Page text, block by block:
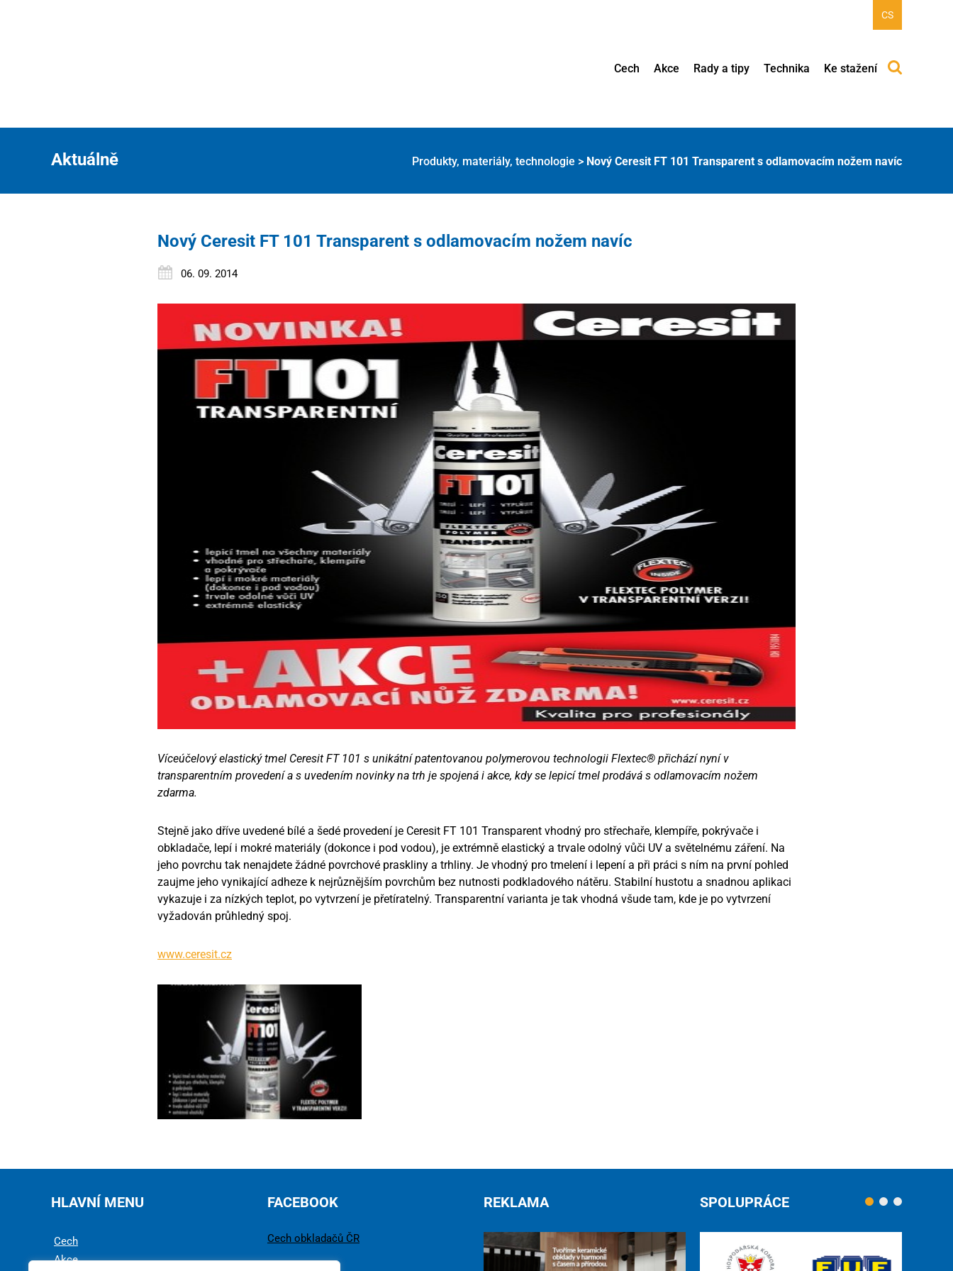
CS
Cech Akce Rady a tipy Technika Ke stažení
Aktuálně Produkty, materiály, technologie > Nový Ceresit FT 101 Transparent s odlamovacím nožem navíc
Nový Ceresit FT 101 Transparent s odlamovacím nožem navíc
06. 09. 2014
Víceúčelový elastický tmel Ceresit FT 101 s unikátní patentovanou polymerovou technologii Flextec® přichází nyní v
transparentním provedení a s uvedením novinky na trh je spojená i akce, kdy se lepicí tmel prodává s odlamovacím nožem
zdarma.
Stejně jako dříve uvedené bílé a šedé provedení je Ceresit FT 101 Transparent vhodný pro střechaře, klempíře, pokrývače i
obkladače, lepí i mokré materiály (dokonce i pod vodou), je extrémně elastický a trvale odolný vůči UV a světelnému záření. Na
jeho povrchu tak nenajdete žádné povrchové praskliny a trhliny. Je vhodný pro tmelení i lepení a při práci s ním na první pohled
zaujme jeho vynikající adheze k nejrůznějším povrchům bez nutnosti podkladového nátěru. Stabilní hustotu a snadnou aplikaci
vykazuje i za nízkých teplot, po vytvrzení je přetíratelný. Transparentní varianta je tak vhodná všude tam, kde je po vytvrzení
vyžadován průhledný spoj.
www.ceresit.cz
HLAVNÍ MENU
Cech
Akce
FACEBOOK
Cech obkladačů ČR
REKLAMA SPOLUPRÁCE